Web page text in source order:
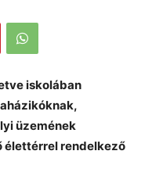
iskolában
üzemének
élettérrel rendelkező